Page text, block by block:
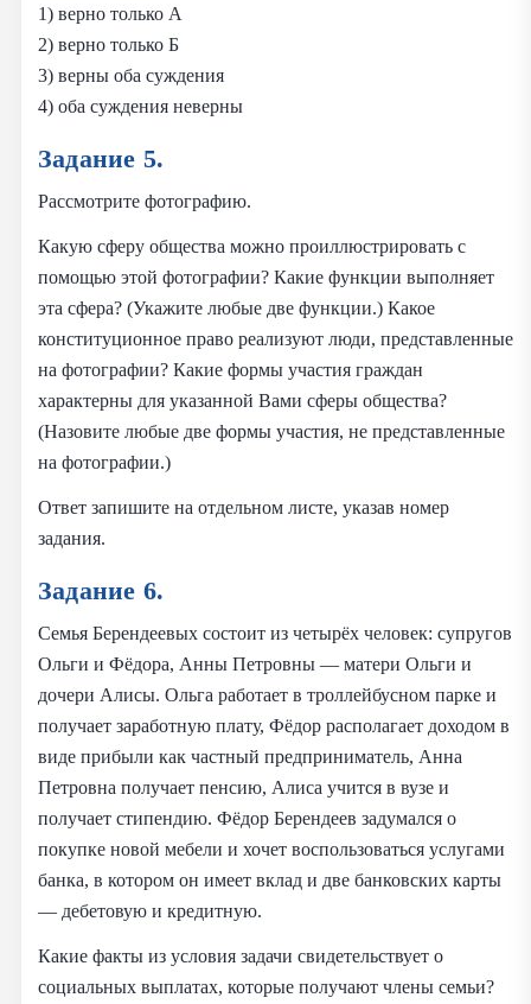
1) верно только А
2) верно только Б
3) верны оба суждения
4) оба суждения неверны
Задание 5.
Рассмотрите фотографию.
Какую сферу общества можно проиллюстрировать с
помощью этой фотографии? Какие функции выполняет
эта сфера? (Укажите любые две функции.) Какое
конституционное право реализуют люди, представленные
на фотографии? Какие формы участия граждан
характерны для указанной Вами сферы общества?
(Назовите любые две формы участия, не представленные
на фотографии.)
Ответ запишите на отдельном листе, указав номер
задания.
Задание 6.
Семья Берендеевых состоит из четырёх человек: супругов
Ольги и Фёдора, Анны Петровны — матери Ольги и
дочери Алисы. Ольга работает в троллейбусном парке и
получает заработную плату, Фёдор располагает доходом в
виде прибыли как частный предприниматель, Анна
Петровна получает пенсию, Алиса учится в вузе и
получает стипендию. Фёдор Берендеев задумался о
покупке новой мебели и хочет воспользоваться услугами
банка, в котором он имеет вклад и две банковских карты
— дебетовую и кредитную.
Какие факты из условия задачи свидетельствует о
социальных выплатах, которые получают члены семьи?